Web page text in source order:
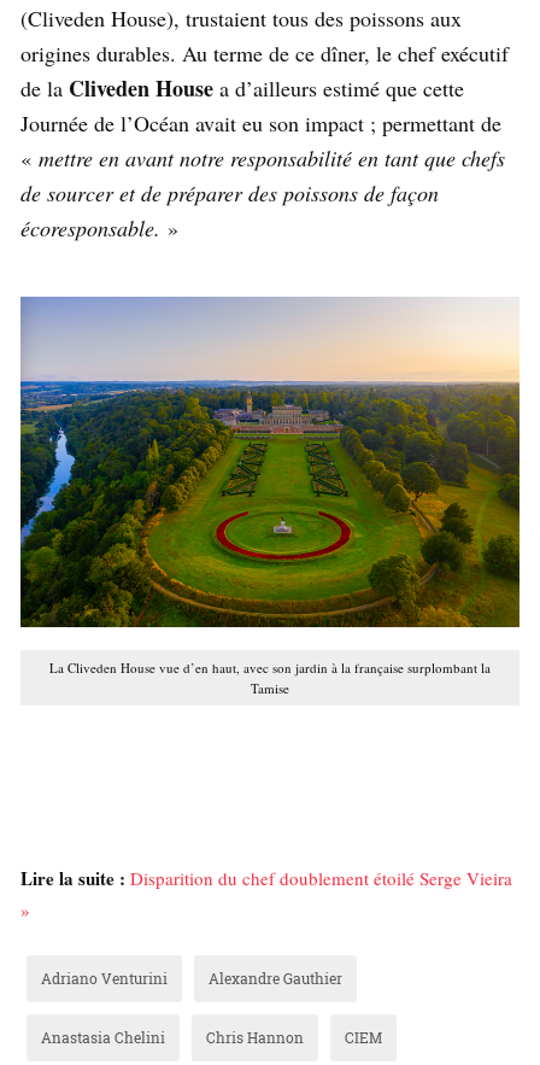
(Cliveden House), trustaient tous des poissons aux
origines durables. Au terme de ce dîner, le chef exécutif
de la Cliveden House a d’ailleurs estimé que cette
Journée de l’Océan avait eu son impact ; permettant de
« mettre en avant notre responsabilité en tant que chefs
de sourcer et de préparer des poissons de façon
écoresponsable. »
La Cliveden House vue d’en haut, avec son jardin à la française surplombant la
Tamise
Lire la suite : Disparition du chef doublement étoilé Serge Vieira
»
Adriano Venturini Alexandre Gauthier
Anastasia Chelini Chris Hannon CIEM